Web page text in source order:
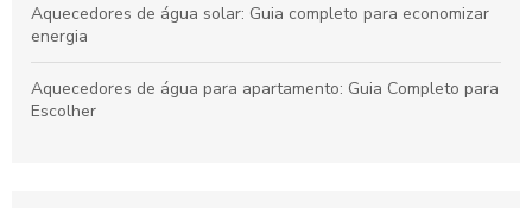
Aquecedores de água solar: Guia completo para economizar
energia
Aquecedores de água para apartamento: Guia Completo para
Escolher